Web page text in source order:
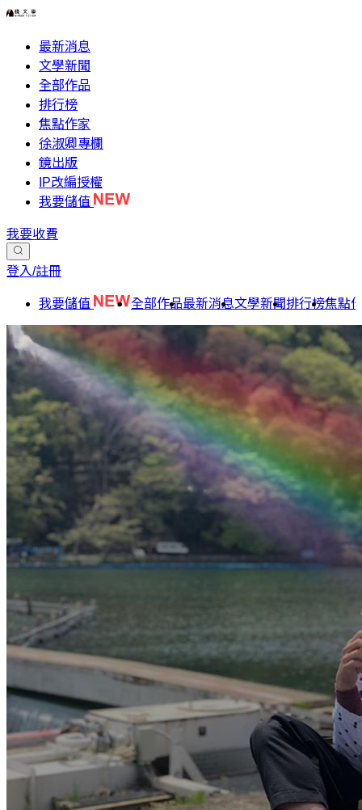
最新消息
文學新聞
全部作品
排行榜
焦點作家
徐淑卿專欄
鏡出版
IP改編授權
我要儲值
我要收費
登入/註冊
我要儲值 全部作品最新消息文學新聞排行榜焦點